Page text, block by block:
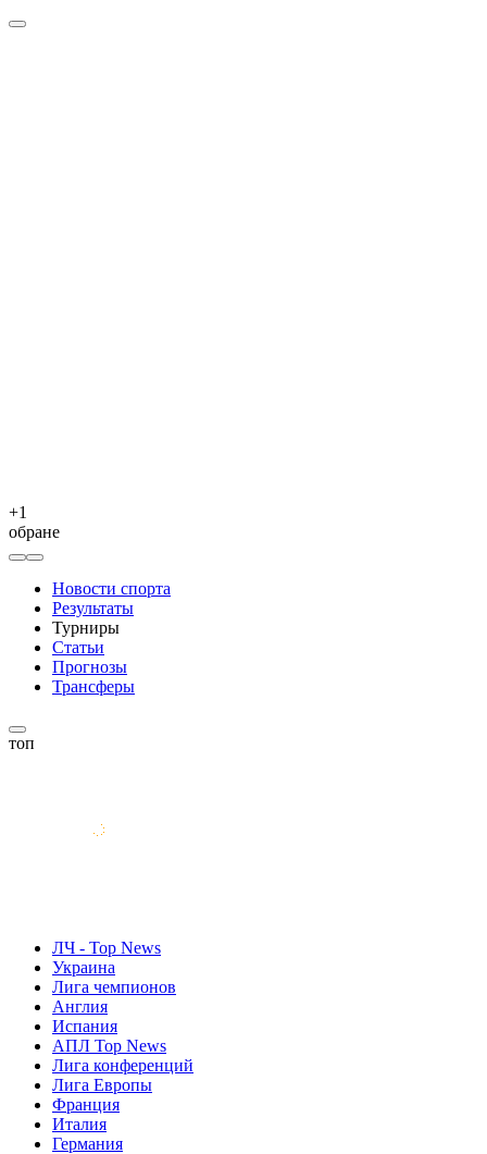
+1
обране
Новости спорта
Результаты
Турниры
Статьи
Прогнозы
Трансферы
топ
ЛЧ - Top News
Украина
Лига чемпионов
Англия
Испания
АПЛ Top News
Лига конференций
Лига Европы
Франция
Италия
Германия